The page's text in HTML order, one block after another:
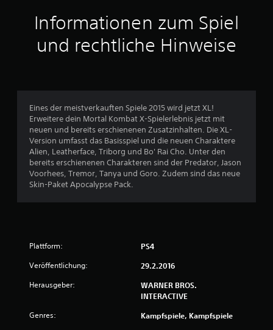
t
t
h
e
B
e
u
Informationen zum Spiel
und rechtliche Hinweise
Eines der meistverkauften Spiele 2015 wird jetzt XL!
Erweitere dein Mortal Kombat X-Spielerlebnis jetzt mit
neuen und bereits erschienenen Zusatzinhalten. Die XL-
Version umfasst das Basisspiel und die neuen Charaktere
Alien, Leatherface, Triborg und Bo' Rai Cho. Unter den
bereits erschienenen Charakteren sind der Predator, Jason
Voorhees, Tremor, Tanya und Goro. Zudem sind das neue
Skin-Paket Apocalypse Pack.
Plattform: PS4
Veröffentlichung: 29.2.2016
Herausgeber:
WARNER BROS.
INTERACTIVE
Genres: Kampfspiele, Kampfspiele